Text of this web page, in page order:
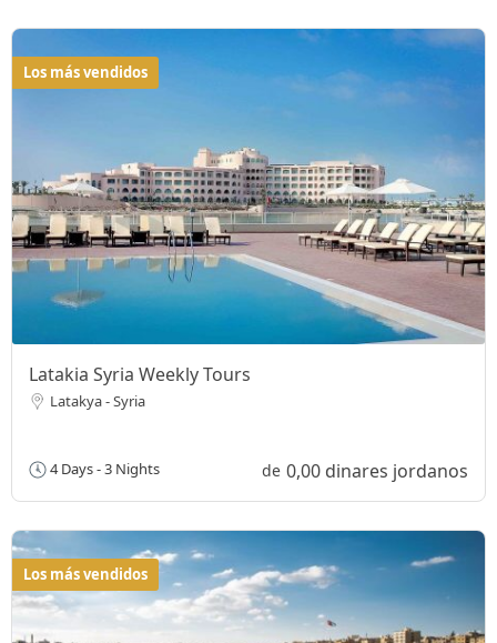
Los más vendidos
Latakia Syria Weekly Tours
Latakya - Syria
4 Days - 3 Nights de 0,00 dinares jordanos
Los más vendidos